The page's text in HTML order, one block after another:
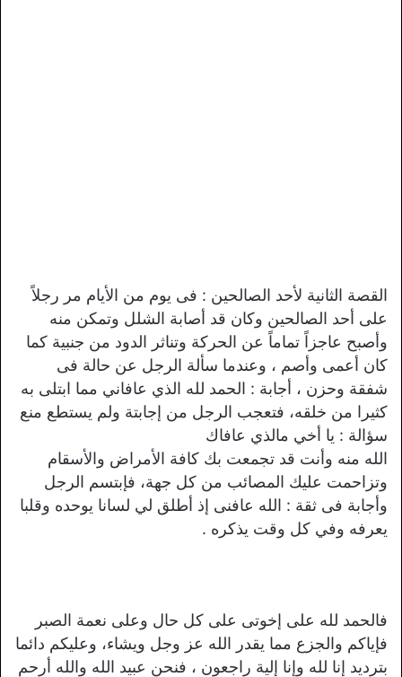
القصة الثانية لأحد الصالحين : فى يوم من الأيام مر رجلاً
على أحد الصالحين وكان قد أصابة الشلل وتمكن منه
وأصبح عاجزاً تماماً عن الحركة وتناثر الدود من جنبية كما
كان أعمى وأصم ، وعندما سألة الرجل عن حالة فى
شفقة وحزن ، أجابة : الحمد لله الذي عافاني مما ابتلى به
كثيرا من خلقه، فتعجب الرجل من إجابتة ولم يستطع منع
سؤالة : يا أخي مالذي عافاك
الله منه وأنت قد تجمعت بك كافة الأمراض والأسقام
وتزاحمت عليك المصائب من كل جهة، فإبتسم الرجل
وأجابة فى ثقة : الله عافنى إذ أطلق لي لسانا يوحده وقلبا
يعرفه وفي كل وقت يذكره .
فالحمد لله على إخوتى على كل حال وعلى نعمة الصبر
فإياكم والجزع مما يقدر الله عز وجل ويشاء، وعليكم دائما
بترديد إنا لله وإنا إلية راجعون ، فنحن عبيد الله والله أرحم